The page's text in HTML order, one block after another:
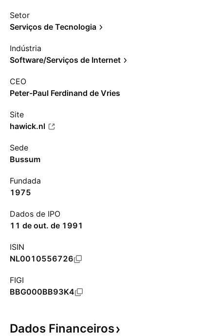
Setor
Serviços de Tecnologia
Indústria
Software/Serviços de Internet
CEO
Peter-Paul Ferdinand de Vries
Site
hawick.nl
Sede
Bussum
Fundada
1975
Dados de IPO
11 de out. de 1991
ISIN
NL0010556726
FIGI
BBG000BB93K4
Dados Financeiros